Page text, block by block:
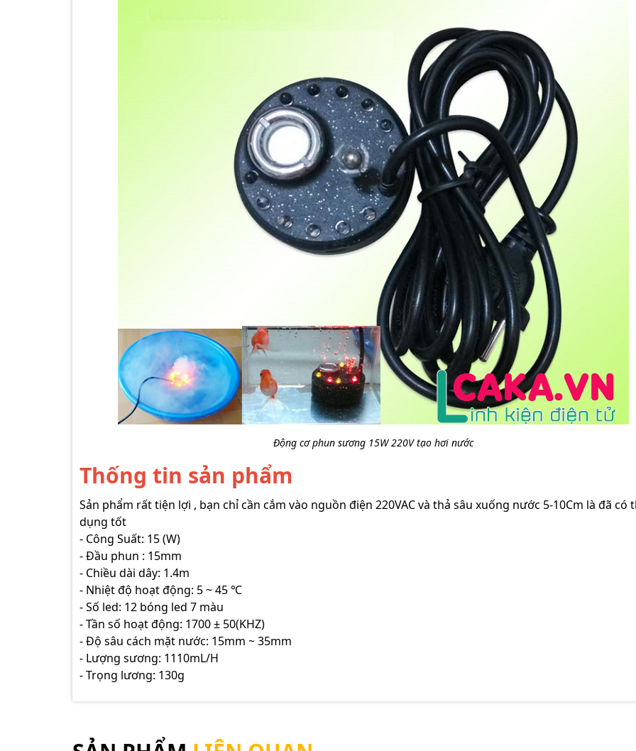
Động cơ phun sương 15W 220V tạo hơi nước
Thống tin sản phẩm
Sản phẩm rất tiện lợi , bạn chỉ cần cắm vào nguồn điện 220VAC và thả sâu xuống nước 5-10Cm là đã có
dụng tốt
- Công Suất: 15 (W)
- Đầu phun : 15mm
- Chiều dài dây: 1.4m
- Nhiệt độ hoạt động: 5 ~ 45 ℃
- Số led: 12 bóng led 7 màu
- Tần số hoạt động: 1700 ± 50(KHZ)
- Độ sâu cách mặt nước: 15mm ~ 35mm
- Lượng sương: 1110mL/H
- Trọng lương: 130g